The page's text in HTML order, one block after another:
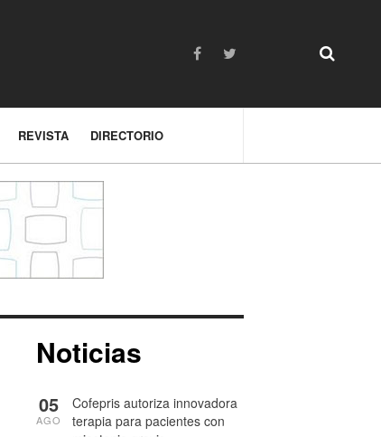
REVISTA DIRECTORIO
Noticias
Cofepris autoriza innovadora
terapia para pacientes con
05
AGO